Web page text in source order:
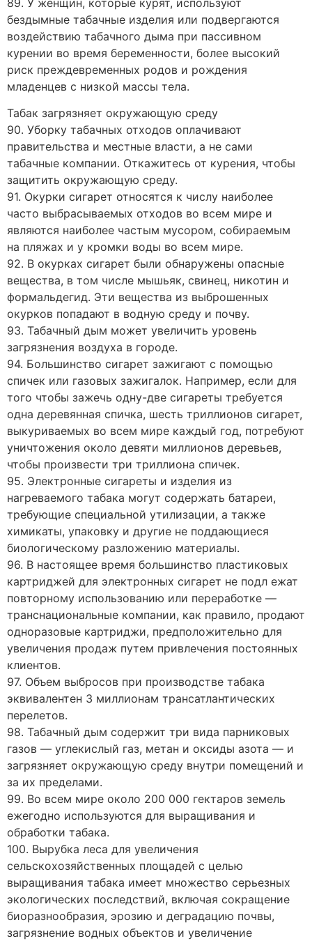
бездымные табачные изделия или подвергаются
воздействию табачного дыма при пассивном
курении во время беременности, более высокий
риск преждевременных родов и рождения
младенцев с низкой массы тела.
Табак загрязняет окружающую среду
90. Уборку табачных отходов оплачивают
правительства и местные власти, а не сами
табачные компании. Откажитесь от курения, чтобы
защитить окружающую среду.
91. Окурки сигарет относятся к числу наиболее
часто выбрасываемых отходов во всем мире и
являются наиболее частым мусором, собираемым
на пляжах и у кромки воды во всем мире.
92. В окурках сигарет были обнаружены опасные
вещества, в том числе мышьяк, свинец, никотин и
формальдегид. Эти вещества из выброшенных
окурков попадают в водную среду и почву.
93. Табачный дым может увеличить уровень
загрязнения воздуха в городе.
94. Большинство сигарет зажигают с помощью
спичек или газовых зажигалок. Например, если для
того чтобы зажечь одну-две сигареты требуется
одна деревянная спичка, шесть триллионов сигарет,
выкуриваемых во всем мире каждый год, потребуют
уничтожения около девяти миллионов деревьев,
чтобы произвести три триллиона спичек.
95. Электронные сигареты и изделия из
нагреваемого табака могут содержать батареи,
требующие специальной утилизации, а также
химикаты, упаковку и другие не поддающиеся
биологическому разложению материалы.
96. В настоящее время большинство пластиковых
картриджей для электронных сигарет не подл ежат
повторному использованию или переработке —
транснациональные компании, как правило, продают
одноразовые картриджи, предположительно для
увеличения продаж путем привлечения постоянных
клиентов.
97. Объем выбросов при производстве табака
эквивалентен 3 миллионам трансатлантических
перелетов.
98. Табачный дым содержит три вида парниковых
газов — углекислый газ, метан и оксиды азота — и
загрязняет окружающую среду внутри помещений и
за их пределами.
99. Во всем мире около 200 000 гектаров земель
ежегодно используются для выращивания и
обработки табака.
100. Вырубка леса для увеличения
сельскохозяйственных площадей с целью
выращивания табака имеет множество серьезных
экологических последствий, включая сокращение
биоразнообразия, эрозию и деградацию почвы,
загрязнение водных объектов и увеличение